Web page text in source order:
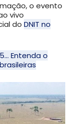
o evento
vivo
do DNIT no
Entenda o